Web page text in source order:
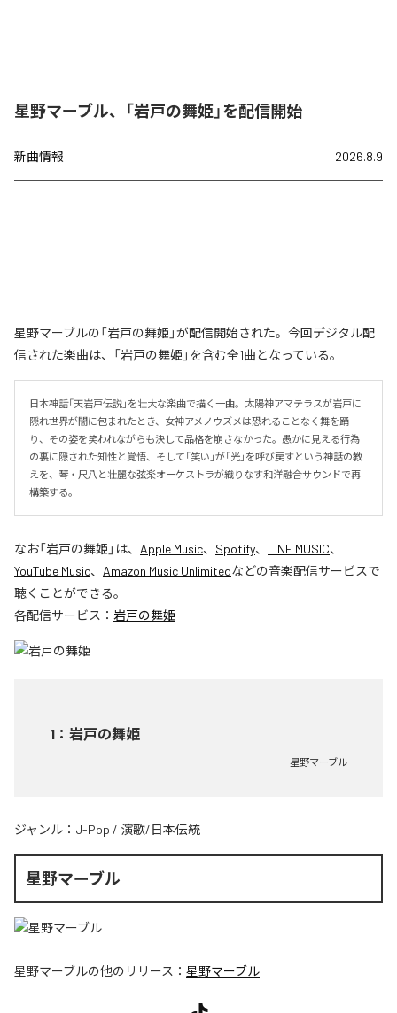
星野マーブル、「岩戸の舞姫」を配信開始
新曲情報 2026.8.9
星野マーブルの「岩戸の舞姫」が配信開始された。今回デジタル配
信された楽曲は、「岩戸の舞姫」を含む全1曲となっている。
日本神話「天岩戸伝説」を壮大な楽曲で描く一曲。太陽神アマテラスが岩戸に
隠れ世界が闇に包まれたとき、女神アメノウズメは恐れることなく舞を踊
り、その姿を笑われながらも決して品格を崩さなかった。愚かに見える行為
の裏に隠された知性と覚悟、そして「笑い」が「光」を呼び戻すという神話の教
えを、琴・尺八と壮麗な弦楽オーケストラが織りなす和洋融合サウンドで再
構築する。
なお「岩戸の舞姫 」は、 Apple Music、 Spotify、 LINE MUSIC、
YouTube Music、 Amazon Music Unlimitedなどの音楽配信サービスで
聴くことができる。
各配信サービス： 岩戸の舞姫
1 ： 岩戸の舞姫
星野マーブル
ジャンル： J-Pop / 演歌/日本伝統
星野マーブル
星野マーブルの他のリリース： 星野マーブル